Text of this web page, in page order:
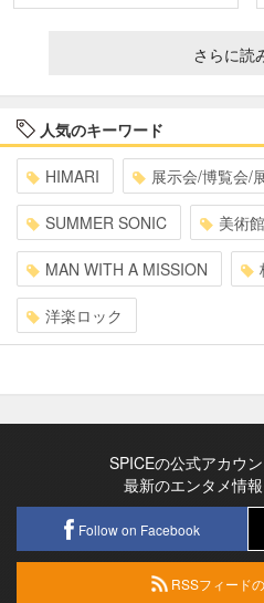
さらに読
人気のキーワード
HIMARI 展示会/博覧会/
SUMMER SONIC 美術
MAN WITH A MISSION
洋楽ロック
SPICEの公式アカウ
最新のエンタメ情
Follow on Facebook
RSSフィード